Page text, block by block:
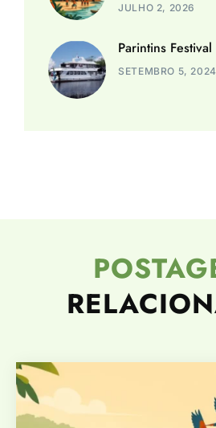
JULHO 2, 2026
Parintins Festival
SETEMBRO 5, 2024